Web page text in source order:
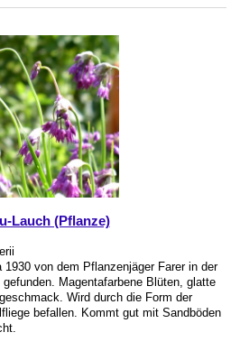
Lauch (Pflanze)
1930 von dem Pflanzenjäger Farer in der
Magentafarbene Blüten, glatte
Wird durch die Form der
befallen. Kommt gut mit Sandböden